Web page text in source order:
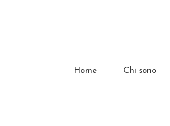
Home Chi sono